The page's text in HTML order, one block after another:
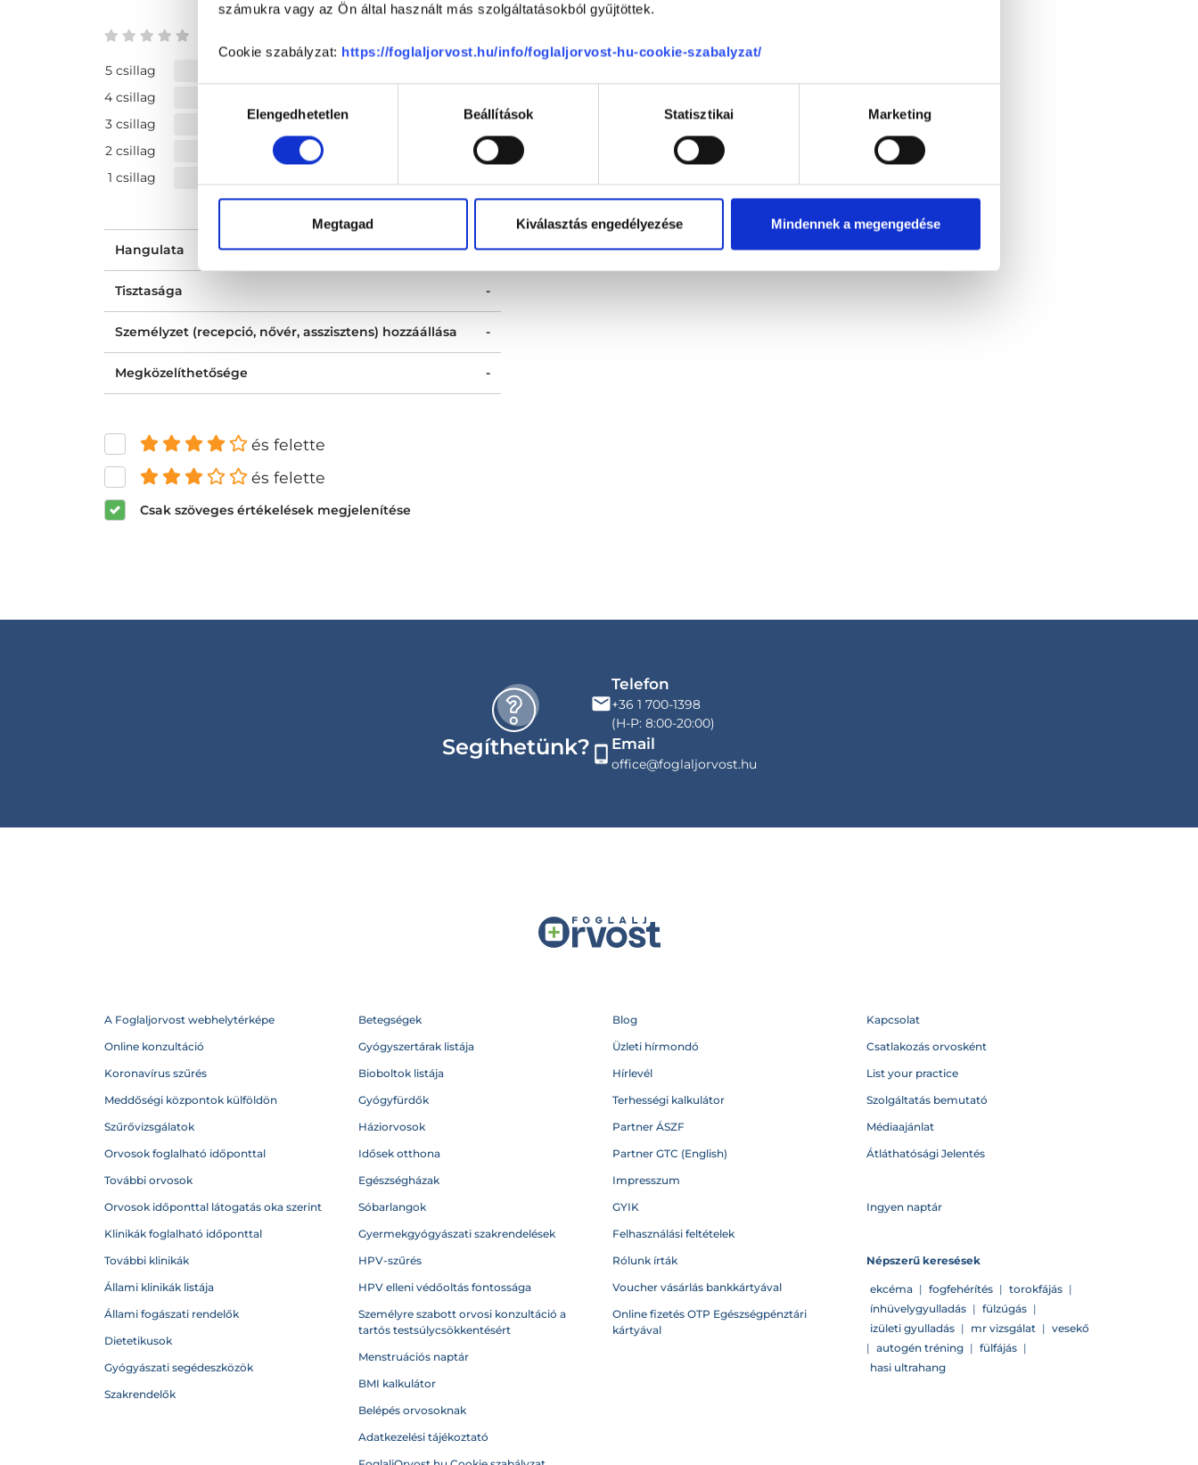
számukra vagy az Ön által használt más szolgáltatásokból gyűjtöttek.
Cookie szabályzat: https://foglaljorvost.hu/info/foglaljorvost-hu-cookie-szabalyzat/
kiválasztásaElengedhetetlen Beállítások Statisztikai Marketing
Megtagad Kiválasztás engedélyezése Mindennek a megengedése
5 csillag
4 csillag
3 csillag
0 %
2 csillag
0 %
1 csillag
Hangulata -
Tisztasága -
Személyzet (recepció, nővér, asszisztens) hozzáállása -
Megközelíthetősége -
és felette
és felette
Csak szöveges értékelések megjelenítése
Segíthetünk?
Telefon
+36 1 700-1398
(H-P: 8:00-20:00)
Email
office@foglaljorvost.hu
A Foglaljorvost webhelytérképe
Online konzultáció
Koronavírus szűrés
Meddőségi központok külföldön
Szűrővizsgálatok
Orvosok foglalható időponttal
További orvosok
Orvosok időponttal látogatás oka szerint
Klinikák foglalható időponttal
További klinikák
Állami klinikák listája
Állami fogászati rendelők
Dietetikusok
Gyógyászati segédeszközök
Szakrendelők
Betegségek
Gyógyszertárak listája
Bioboltok listája
Gyógyfürdők
Háziorvosok
Idősek otthona
Egészségházak
Sóbarlangok
Gyermekgyógyászati szakrendelések
HPV-szűrés
HPV elleni védőoltás fontossága
Személyre szabott orvosi konzultáció a
tartós testsúlycsökkentésért
Menstruációs naptár
BMI kalkulátor
Belépés orvosoknak
Adatkezelési tájékoztató
Blog
Üzleti hírmondó
Hírlevél
Terhességi kalkulátor
Partner ÁSZF
Partner GTC (English)
Impresszum
GYIK
Felhasználási feltételek
Rólunk írták
Voucher vásárlás bankkártyával
Online fizetés OTP Egészségpénztári
kártyával
Kapcsolat
Csatlakozás orvosként
List your practice
Szolgáltatás bemutató
Médiaajánlat
Átláthatósági Jelentés
Ingyen naptár
Népszerű keresések
ekcéma | fogfehérítés | torokfájás |
ínhüvelygyulladás | fülzúgás |
izületi gyulladás | mr vizsgálat | vesekő
| autogén tréning | fülfájás |
hasi ultrahang